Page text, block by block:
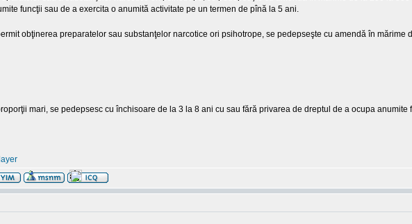
funcţii sau de a exercita o anumită activitate pe un termen de pînă la 5 ani.
obţinerea preparatelor sau substanţelor narcotice ori psihotrope, se pedepseşte cu amendă în mărime
mari, se pedepsesc cu închisoare de la 3 la 8 ani cu sau fără privarea de dreptul de a ocupa